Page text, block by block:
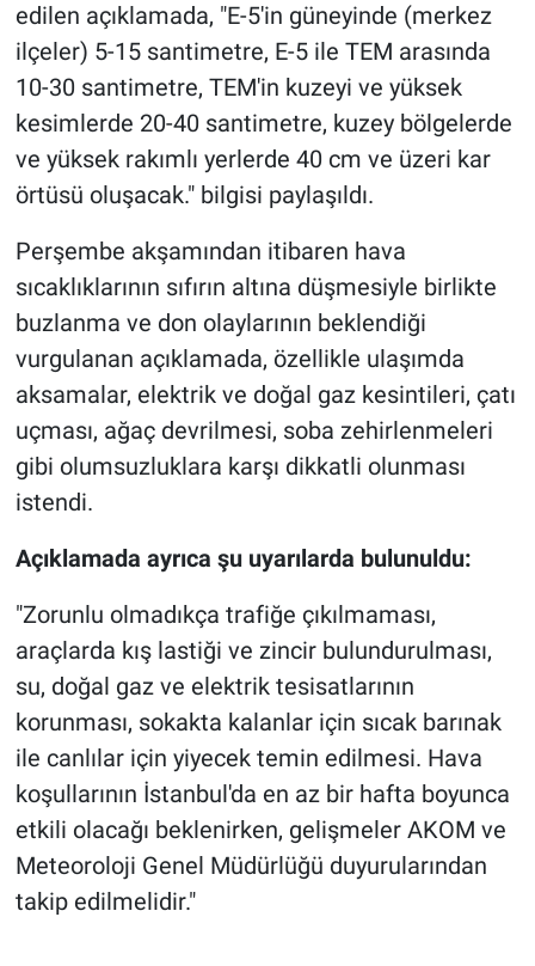
edilen açıklamada, "E-5'in güneyinde (merkez
ilçeler) 5-15 santimetre, E-5 ile TEM arasında
10-30 santimetre, TEM'in kuzeyi ve yüksek
kesimlerde 20-40 santimetre, kuzey bölgelerde
ve yüksek rakımlı yerlerde 40 cm ve üzeri kar
örtüsü oluşacak." bilgisi paylaşıldı.
Perşembe akşamından itibaren hava
sıcaklıklarının sıfırın altına düşmesiyle birlikte
buzlanma ve don olaylarının beklendiği
vurgulanan açıklamada, özellikle ulaşımda
aksamalar, elektrik ve doğal gaz kesintileri, çatı
uçması, ağaç devrilmesi, soba zehirlenmeleri
gibi olumsuzluklara karşı dikkatli olunması
istendi.
Açıklamada ayrıca şu uyarılarda bulunuldu:
"Zorunlu olmadıkça trafiğe çıkılmaması,
araçlarda kış lastiği ve zincir bulundurulması,
su, doğal gaz ve elektrik tesisatlarının
korunması, sokakta kalanlar için sıcak barınak
ile canlılar için yiyecek temin edilmesi. Hava
koşullarının İstanbul'da en az bir hafta boyunca
etkili olacağı beklenirken, gelişmeler AKOM ve
Meteoroloji Genel Müdürlüğü duyurularından
takip edilmelidir."